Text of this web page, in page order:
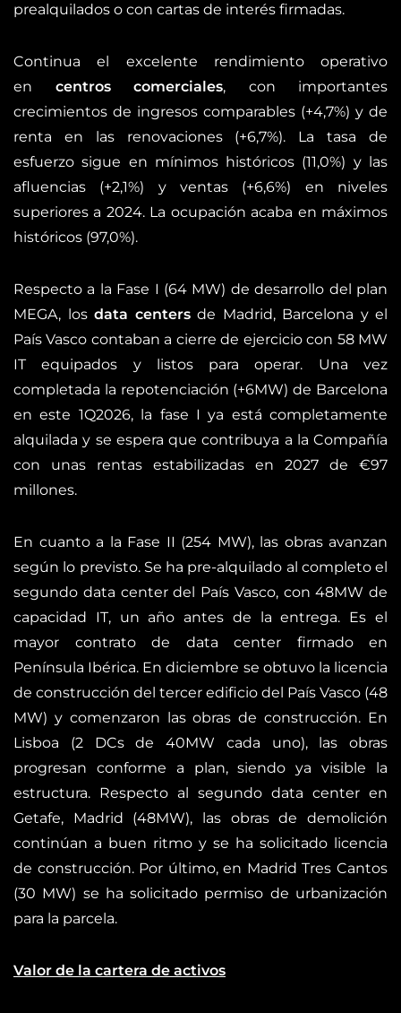
prealquilados o con cartas de interés firmadas.
Continua el excelente rendimiento operativo
en centros comerciales, con importantes
crecimientos de ingresos comparables (+4,7%) y de
renta en las renovaciones (+6,7%). La tasa de
esfuerzo sigue en mínimos históricos (11,0%) y las
afluencias (+2,1%) y ventas (+6,6%) en niveles
superiores a 2024. La ocupación acaba en máximos
históricos (97,0%).
Respecto a la Fase I (64 MW) de desarrollo del plan
MEGA, los data centersde Madrid, Barcelona y el
País Vasco contaban a cierre de ejercicio con 58 MW
IT equipados y listos para operar. Una vez
completada la repotenciación (+6MW) de Barcelona
en este 1Q2026, la fase I ya está completamente
alquilada y se espera que contribuya a la Compañía
con unas rentas estabilizadas en 2027 de €97
millones.
En cuanto a la Fase II (254 MW), las obras avanzan
según lo previsto. Se ha pre-alquilado al completo el
segundo data center del País Vasco, con 48MW de
capacidad IT, un año antes de la entrega. Es el
mayor contrato de data center firmado en
Península Ibérica. En diciembre se obtuvo la licencia
de construcción del tercer edificio del País Vasco (48
MW) y comenzaron las obras de construcción. En
Lisboa (2 DCs de 40MW cada uno), las obras
progresan conforme a plan, siendo ya visible la
estructura. Respecto al segundo data center en
Getafe, Madrid (48MW), las obras de demolición
continúan a buen ritmo y se ha solicitado licencia
de construcción. Por último, en Madrid Tres Cantos
(30 MW) se ha solicitado permiso de urbanización
para la parcela.
Valor de la cartera de activos